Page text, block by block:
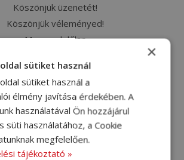
Köszönjük üzenetét!
Köszönjük véleményed!
Megrendelőlap
szállítási árak
költöztető sofőrt keresünk
Nemzetközi szállítás
Nyereményjáték
Olaszország szállítási árak
gépkocsivezetőt keresünk
×
sütiket használ
sütiket használ a
élmény javítása érdekében. A
használatával Ön hozzájárul
süti használatához, a Cookie
megfelelően.
tájékoztató »